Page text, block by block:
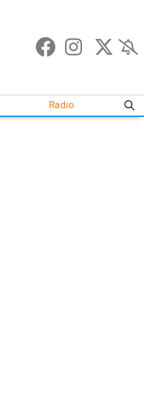
Radio